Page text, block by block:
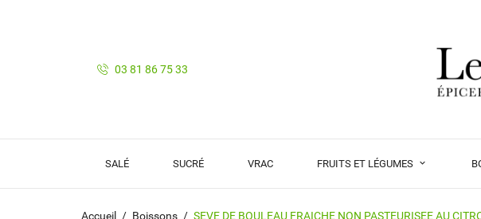
03 81 86 75 33
SALÉ SUCRÉ VRAC FRUITS ET LÉGUMES
Accueil Boissons SEVE DE BOULEAU FRAICHE NON PASTEURISEE AU